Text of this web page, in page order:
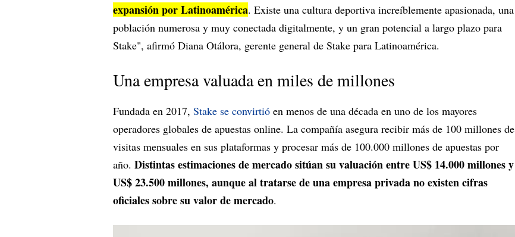
expansión por Latinoamérica. Existe una cultura deportiva increíblemente apasionada, una
población numerosa y muy conectada digitalmente, y un gran potencial a largo plazo para
Stake", afirmó Diana Otálora, gerente general de Stake para Latinoamérica.
Una empresa valuada en miles de millones
Fundada en 2017, Stake se convirtió en menos de una década en uno de los mayores
operadores globales de apuestas online. La compañía asegura recibir más de 100 millones de
visitas mensuales en sus plataformas y procesar más de 100.000 millones de apuestas por
año. Distintas estimaciones de mercado sitúan su valuación entre US$ 14.000 millones y
US$ 23.500 millones, aunque al tratarse de una empresa privada no existen cifras
oficiales sobre su valor de mercado.